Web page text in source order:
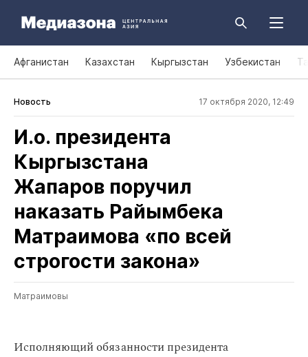
Афганистан Казахстан Кыргызстан Узбекистан
Новость 17 октября 2020, 12:49
И.о. президента
Кыргызстана
Жапаров поручил
наказать Райымбека
Матраимова «по всей
строгости закона»
Матраимовы
Исполняющий обязанности президента